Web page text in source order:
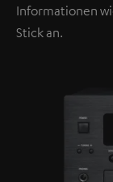
Informationen
Stick an.